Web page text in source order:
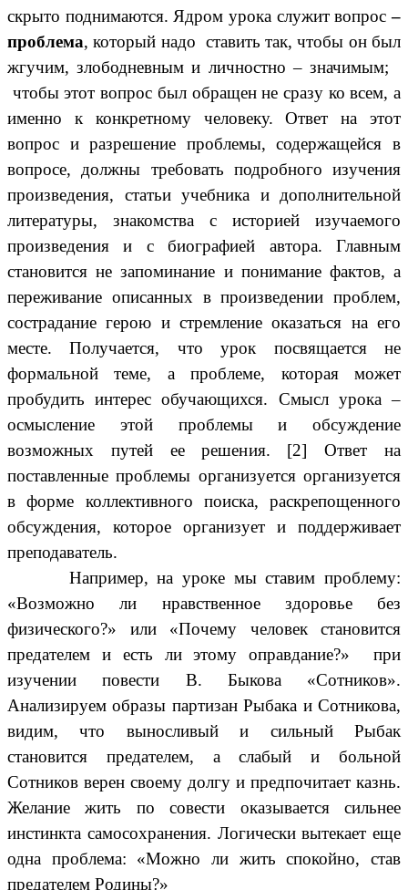
скрыто поднимаются. Ядром урока служит вопрос–
проблема, который надо ставить так, чтобы он был
жгучим, злободневным и личностно – значимым;
чтобы этот вопрос был обращен не сразу ко всем, а
именно к конкретному человеку. Ответ на этот
вопрос и разрешение проблемы, содержащейся в
вопросе, должны требовать подробного изучения
произведения, статьи учебника и дополнительной
литературы, знакомства с историей изучаемого
произведения и с биографией автора. Главным
становится не запоминание и понимание фактов, а
переживание описанных в произведении проблем,
сострадание герою и стремление оказаться на его
месте. Получается, что урок посвящается не
формальной теме, а проблеме, которая может
пробудить интерес обучающихся. Смысл урока –
осмысление этой проблемы и обсуждение
возможных путей ее решения. [2] Ответ на
поставленные проблемы организуется организуется
в форме коллективного поиска, раскрепощенного
обсуждения, которое организует и поддерживает
преподаватель.
Например, на уроке мы ставим проблему:
«Возможно ли нравственное здоровье без
физического?» или «Почему человек становится
предателем и есть ли этому оправдание?» при
изучении повести В. Быкова «Сотников».
Анализируем образы партизан Рыбака и Сотникова,
видим, что выносливый и сильный Рыбак
становится предателем, а слабый и больной
Сотников верен своему долгу и предпочитает казнь.
Желание жить по совести оказывается сильнее
инстинкта самосохранения. Логически вытекает еще
одна проблема: «Можно ли жить спокойно, став
предателем Родины?»